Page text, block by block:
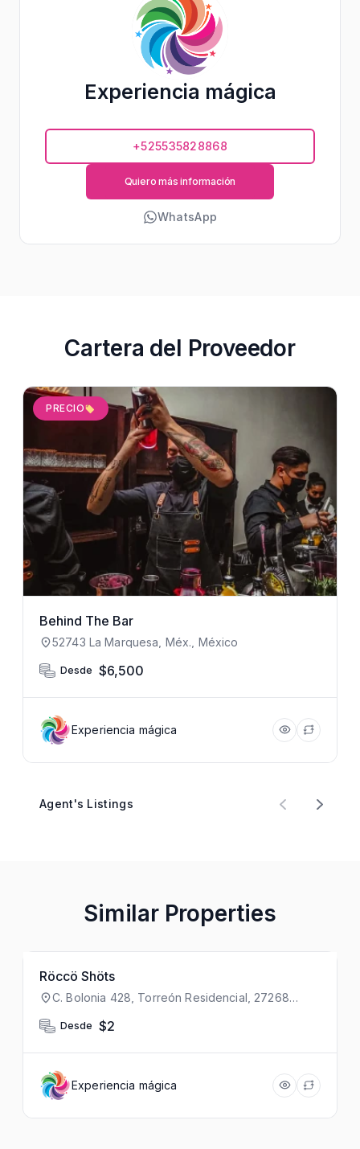
Experiencia mágica
+525535828868
Quiero más información
WhatsApp
Cartera del Proveedor
PRECIO
Behind The Bar
52743 La Marquesa, Méx., México
Desde $6,500
Experiencia mágica
Agent's Listings
Similar Properties
PRECIO
Röccö Shöts
C. Bolonia 428, Torreón Residencial, 27268
Desde $2
Experiencia mágica